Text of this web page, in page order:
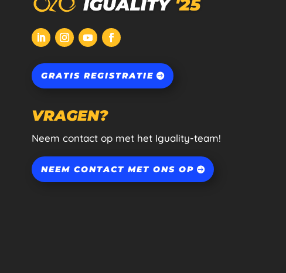
GRATIS REGISTRATIE
VRAGEN?
Neem contact op met het Iguality-team!
NEEM CONTACT MET ONS OP